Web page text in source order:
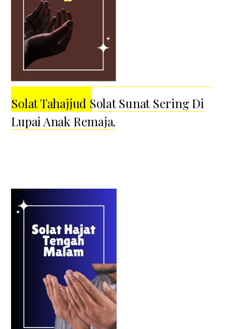
Solat Tahajjud Solat Sunat Sering Di
Lupai Anak Remaja.